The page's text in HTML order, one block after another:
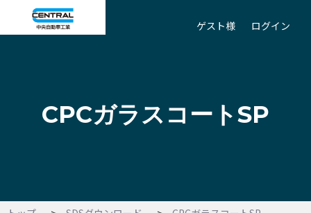
CPCガラスコートSP
ゲスト様 ログイン